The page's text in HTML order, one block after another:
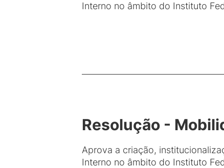
Interno no âmbito do Instituto
Resolução -
Aprova a criação,
Interno no âmbito do Instituto